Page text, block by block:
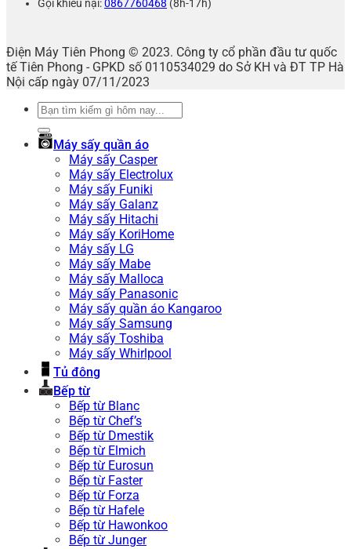
Gọi khiếu nại:0867760468 (8h-17h)
Điện Máy Tiên Phong © 2023. Công ty cổ phần đầu tư quốc
tế Tiên Phong - GPKD số 0110534029 do Sở KH và ĐT TP Hà
Nội cấp ngày 07/11/2023
Tìm
Máy sấy quần áo
Máy sấy Casper
Máy sấy Electrolux
Máy sấy Funiki
Máy sấy Galanz
Máy sấy Hitachi
Máy sấy KoriHome
Máy sấy LG
Máy sấy Mabe
Máy sấy Malloca
Máy sấy Panasonic
Máy sấy quần áo Kangaroo
Máy sấy Samsung
Máy sấy Toshiba
Máy sấy Whirlpool
Tủ đông
Bếp từ
Bếp từ Blanc
Bếp từ Chef’s
Bếp từ Dmestik
Bếp từ Elmich
Bếp từ Eurosun
Bếp từ Faster
Bếp từ Forza
Bếp từ Hafele
Bếp từ Hawonkoo
Bếp từ Junger